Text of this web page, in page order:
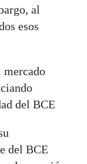
al
esos
del BCE
del BCE